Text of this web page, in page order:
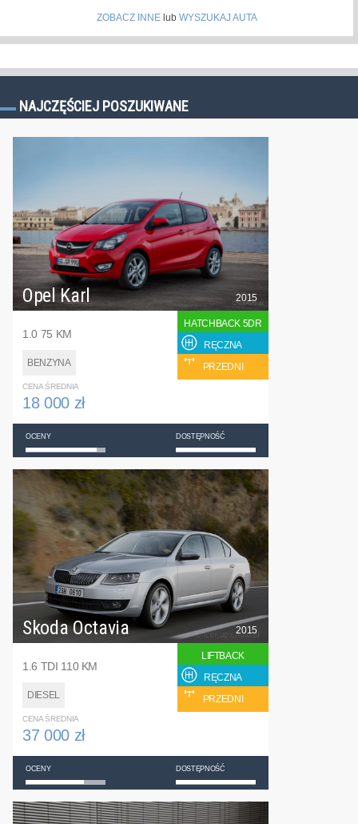
ZOBACZ INNElub WYSZUKAJ AUTA
NAJCZĘŚCIEJ POSZUKIWANE
Opel Karl
1.0 75 KM
BENZYNA
2015
HATCHBACK 5DR
RĘCZNA
PRZEDNI
CENA ŚREDNIA
18 000 zł
OCENY DOSTĘPNOŚĆ
Skoda Octavia
1.6 TDI 110 KM
DIESEL
2015
LIFTBACK
RĘCZNA
PRZEDNI
CENA ŚREDNIA
37 000 zł
OCENY DOSTĘPNOŚĆ